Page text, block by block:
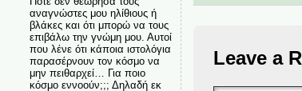
αναγνώστες μου ηλίθιους ή
βλάκες και ότι μπορώ να τους
επιβάλω την γνώμη μου. Αυτοί
που λένε ότι κάποια ιστολόγια
παρασέρνουν τον κόσμο να
μην πειθαρχεί… Για ποιο
κόσμο εννοούν;;; Δηλαδή εκ
Leave a